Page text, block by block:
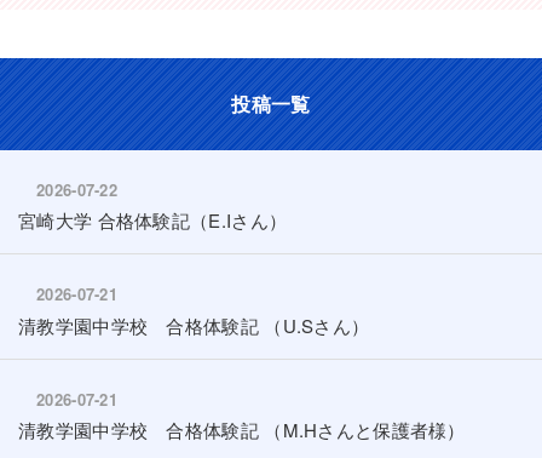
投稿一覧
2026-07-22
宮崎大学 合格体験記（E.Iさん）
2026-07-21
清教学園中学校 合格体験記 （U.Sさん）
2026-07-21
清教学園中学校 合格体験記 （M.Hさんと保護者様）